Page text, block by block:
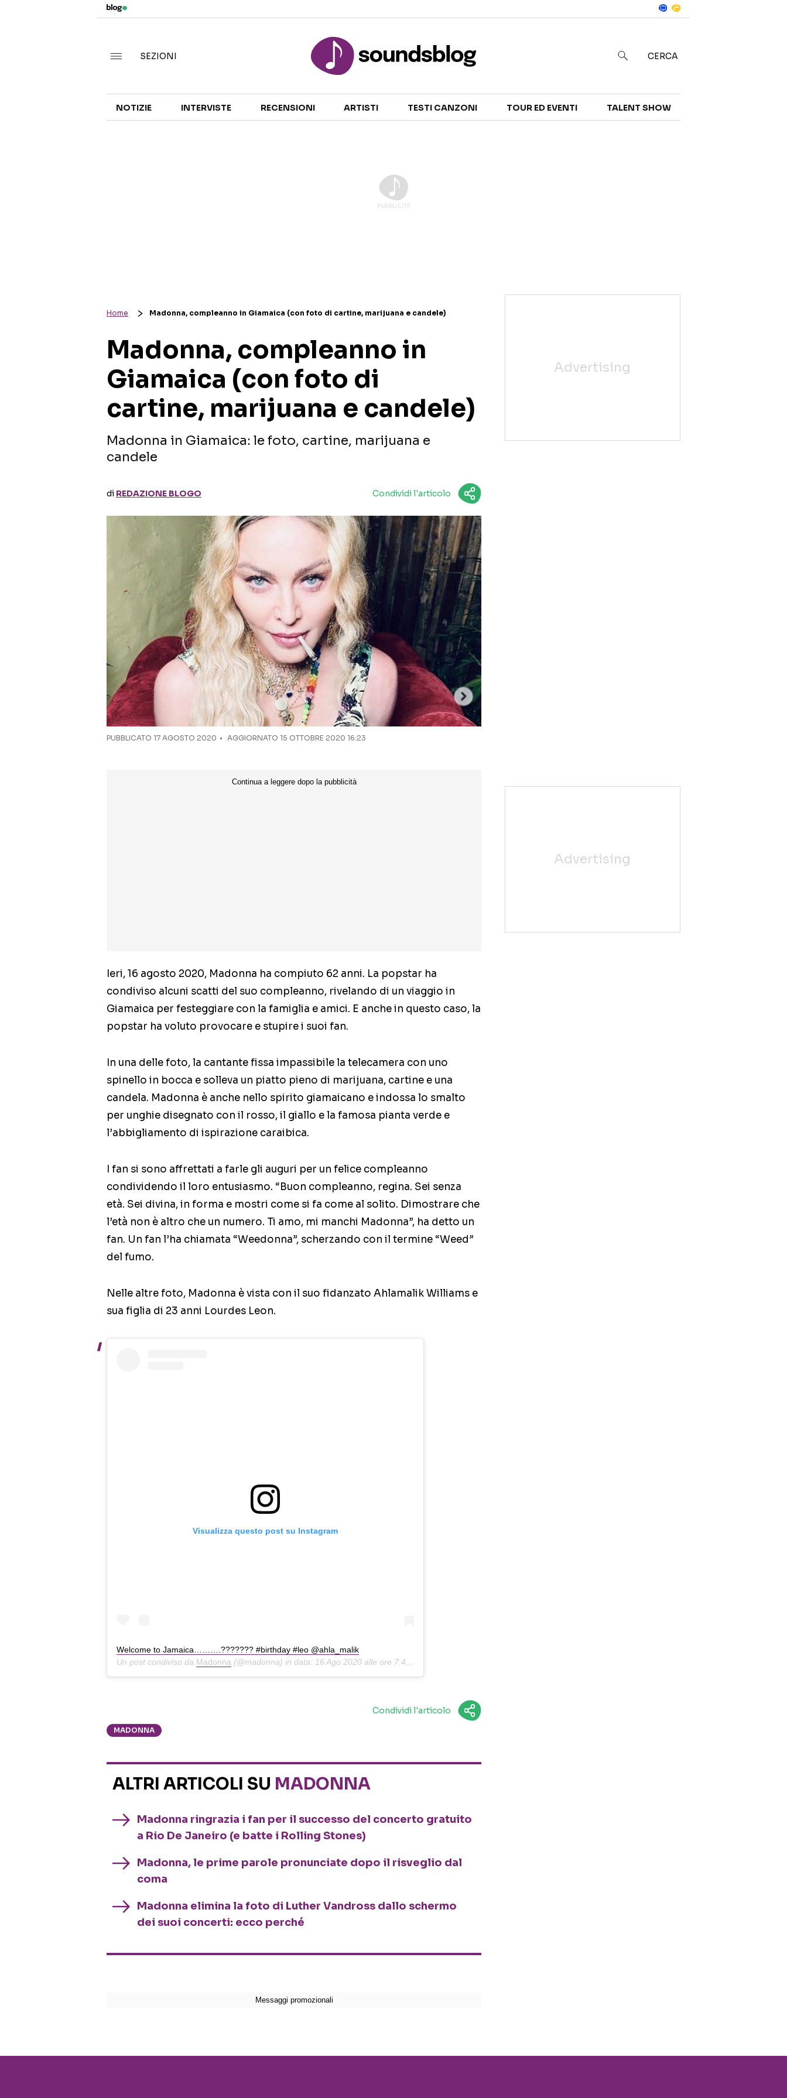
TALENT SHOW
SEZIONI CERCA
NOTIZIE INTERVISTE RECENSIONI ARTISTI TESTI CANZONI TOUR ED EVENTI TALENT SHOW
Home Madonna, compleanno in Giamaica (con foto di cartine, marijuana e candele)
Madonna, compleanno in
Giamaica (con foto di
cartine, marijuana e candele)
Madonna in Giamaica: le foto, cartine, marijuana e
candele
di REDAZIONE BLOGO Condividi l'articolo
PUBBLICATO 17 AGOSTO 2020 AGGIORNATO 15 OTTOBRE 2020 16:23
Ieri, 16 agosto 2020, Madonna ha compiuto 62 anni. La popstar ha
condiviso alcuni scatti del suo compleanno, rivelando di un viaggio in
Giamaica per festeggiare con la famiglia e amici. E anche in questo caso, la
popstar ha voluto provocare e stupire i suoi fan.
In una delle foto, la cantante fissa impassibile la telecamera con uno
spinello in bocca e solleva un piatto pieno di marijuana, cartine e una
candela. Madonna è anche nello spirito giamaicano e indossa lo smalto
per unghie disegnato con il rosso, il giallo e la famosa pianta verde e
l’abbigliamento di ispirazione caraibica.
I fan si sono affrettati a farle gli auguri per un felice compleanno
condividendo il loro entusiasmo. “Buon compleanno, regina. Sei senza
età. Sei divina, in forma e mostri come si fa come al solito. Dimostrare che
l’età non è altro che un numero. Ti amo, mi manchi Madonna”, ha detto un
fan. Un fan l’ha chiamata “Weedonna”, scherzando con il termine “Weed”
del fumo.
Nelle altre foto, Madonna è vista con il suo fidanzato Ahlamalik Williams e
sua figlia di 23 anni Lourdes Leon.
Visualizza questo post su Instagram
Welcome to Jamaica……….??????? #birthday #leo @ahla_malik
Un post condiviso da Madonna (@madonna) in data: 16 Ago 2020 alle ore 7:48 PDT
Condividi l'articolo
MADONNA
ALTRI ARTICOLI SU MADONNA
Madonna ringrazia i fan per il successo del concerto gratuito
a Rio De Janeiro (e batte i Rolling Stones)
Madonna, le prime parole pronunciate dopo il risveglio dal
coma
Madonna elimina la foto di Luther Vandross dallo schermo
dei suoi concerti: ecco perché